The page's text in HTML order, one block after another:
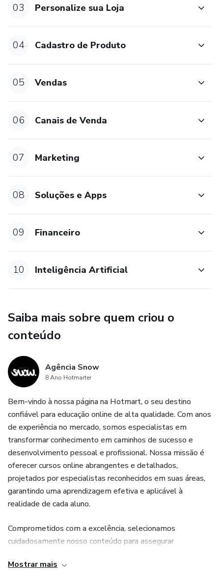
commerce e tecnologia.
online próspero com o curso Domine a Loja Integrada: Do
03 Personalize sua Loja
04 Cadastro de Produto
05 Vendas
06 Canais de Venda
07 Marketing
08 Soluções e Apps
09 Financeiro
10 Inteligência Artificial
Saiba mais sobre quem criou o
conteúdo
Agência Snow
8 Ano Hotmarter
Bem-vindo à nossa página na Hotmart, o seu destino
confiável para educação online de alta qualidade. Com anos
de experiência no mercado, somos especialistas em
transformar conhecimento em caminhos de sucesso e
desenvolvimento pessoal e profissional. Nossa missão é
oferecer cursos online abrangentes e detalhados,
projetados por especialistas reconhecidos em suas áreas,
garantindo uma aprendizagem efetiva e aplicável à
realidade de cada aluno.
Comprometidos com a excelência, selecionamos
cuidadosamente nosso conteúdo para assegurar
encontrará cursos em diversas áreas, todos estruturados
Mostrar mais